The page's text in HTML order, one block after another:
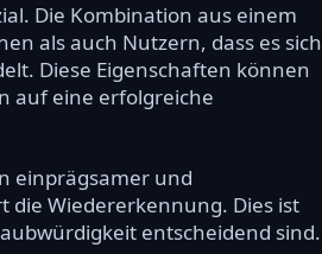
Die Kombination aus einem
als auch Nutzern, dass es sich
Diese Eigenschaften können
auf eine erfolgreiche
einprägsamer und
die Wiedererkennung. Dies ist
entscheidend sind.